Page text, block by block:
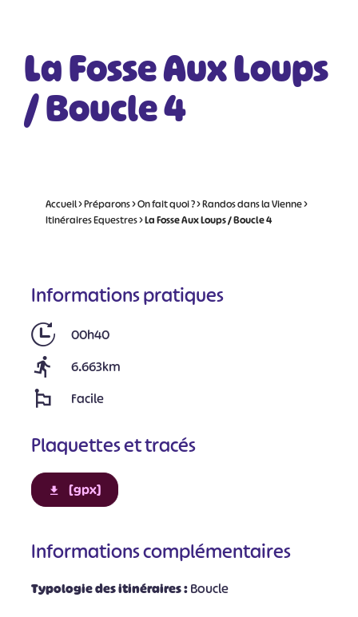
La Fosse Aux Loups
/ Boucle 4
Accueil>Préparons>On fait quoi ?>Randos dans la Vienne>
Itinéraires Equestres>La Fosse Aux Loups / Boucle 4
Informations pratiques
00h40
6.663km
Facile
Plaquettes et tracés
[gpx]
Informations complémentaires
Typologie des itinéraires :Boucle